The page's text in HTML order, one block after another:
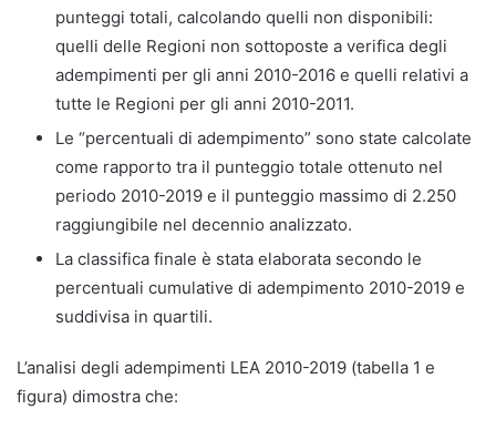
punteggi totali, calcolando quelli non disponibili:
quelli delle Regioni non sottoposte a verifica degli
adempimenti per gli anni 2010-2016 e quelli relativi a
tutte le Regioni per gli anni 2010-2011.
Le “percentuali di adempimento” sono state calcolate
come rapporto tra il punteggio totale ottenuto nel
periodo 2010-2019 e il punteggio massimo di 2.250
raggiungibile nel decennio analizzato.
La classifica finale è stata elaborata secondo le
percentuali cumulative di adempimento 2010-2019 e
suddivisa in quartili.
L’analisi degli adempimenti LEA 2010-2019 (tabella 1 e
figura) dimostra che: